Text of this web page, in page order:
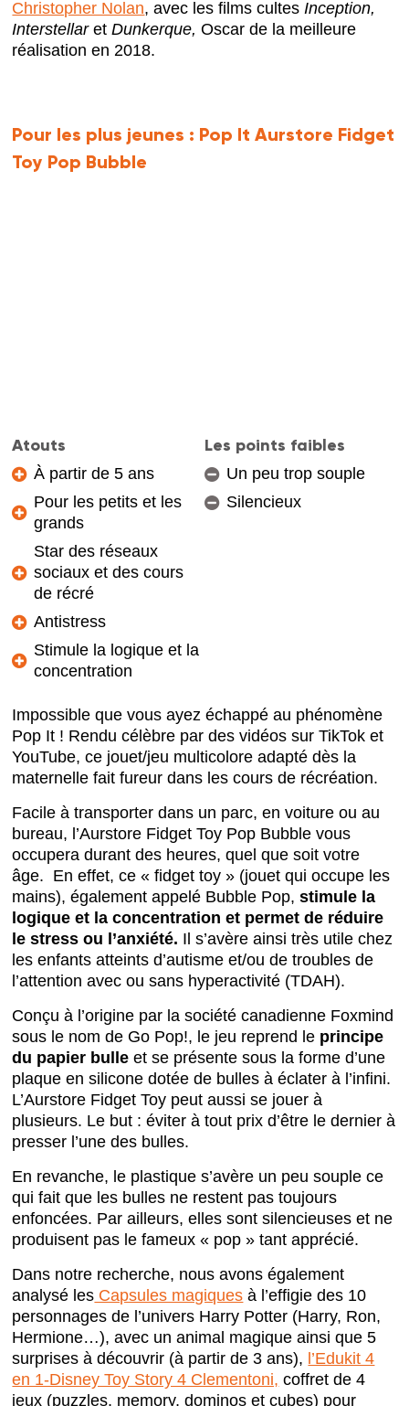
Christopher Nolan, avec les films cultes Inception,
InterstellaretDunkerque, Oscar de la meilleure
réalisation en 2018.
Pour les plus jeunes : Pop It Aurstore Fidget
Toy Pop Bubble
Atouts
À partir de 5 ans
Pour les petits et les
grands
Star des réseaux
sociaux et des cours
de récré
Antistress
Stimule la logique et la
concentration
Les points faibles
Un peu trop souple
Silencieux
Impossible que vous ayez échappé au phénomène
Pop It ! Rendu célèbre par des vidéos sur TikTok et
YouTube, ce jouet/jeu multicolore adapté dès la
maternelle fait fureur dans les cours de récréation.
Facile à transporter dans un parc, en voiture ou au
bureau, l’Aurstore Fidget Toy Pop Bubble vous
occupera durant des heures, quel que soit votre
âge. En effet, ce « fidget toy » (jouet qui occupe les
mains), également appelé Bubble Pop,stimule la
logique et la concentration et permet de réduire
le stress ou l’anxiété. Il s’avère ainsi très utile chez
les enfants atteints d’autisme et/ou de troubles de
l’attention avec ou sans hyperactivité (TDAH).
Conçu à l’origine par la société canadienne Foxmind
sous le nom de Go Pop!, le jeu reprend le principe
du papier bulle et se présente sous la forme d’une
plaque en silicone dotée de bulles à éclater à l’infini.
L’Aurstore Fidget Toy peut aussi se jouer à
plusieurs. Le but : éviter à tout prix d’être le dernier à
presser l’une des bulles.
En revanche, le plastique s’avère un peu souple ce
qui fait que les bulles ne restent pas toujours
enfoncées. Par ailleurs, elles sont silencieuses et ne
produisent pas le fameux « pop » tant apprécié.
Dans notre recherche, nous avons également
analysé les Capsules magiques à l’effigie des 10
personnages de l’univers Harry Potter (Harry, Ron,
Hermione…), avec un animal magique ainsi que 5
surprises à découvrir (à partir de 3 ans), l’Edukit 4
en 1-Disney Toy Story 4 Clementoni, coffret de 4
jeux (puzzles, memory, dominos et cubes) pour